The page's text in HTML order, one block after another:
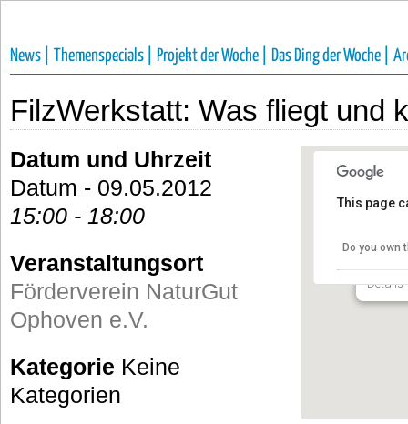
News | Themenspecials | Projekt der Woche | Das Ding der Woche |
FilzWerkstatt: Was fliegt und
Details
This page
Do you own
Datum und Uhrzeit
Datum - 09.05.2012
15:00 - 18:00
Veranstaltungsort
Förderverein NaturGut
Ophoven e.V.
Kategorie Keine
Kategorien